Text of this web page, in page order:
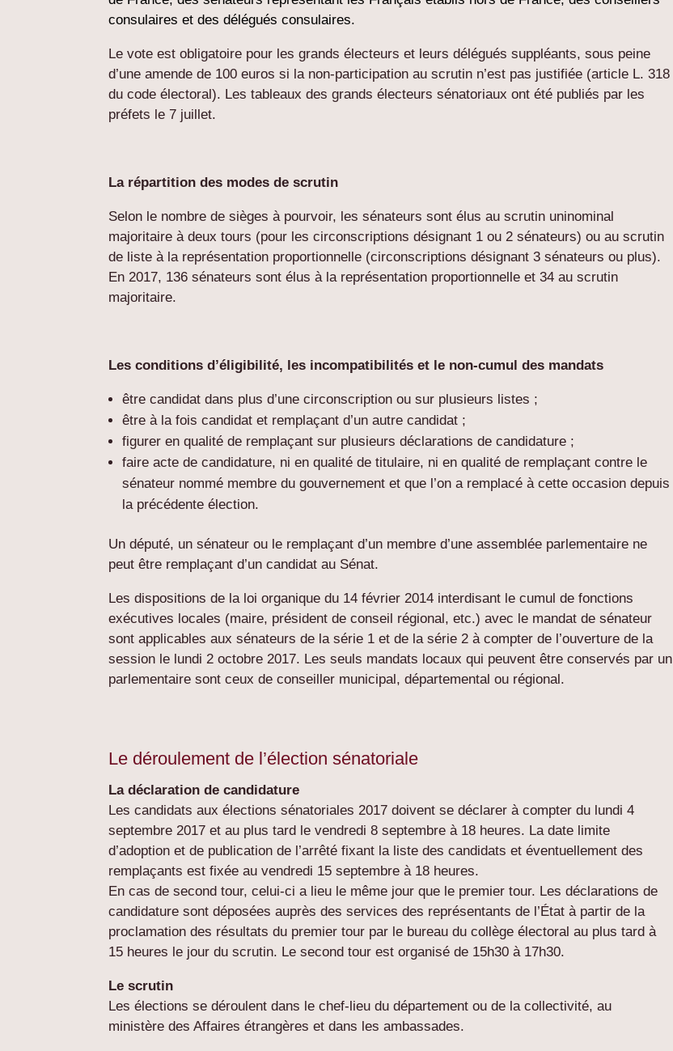
consulaires et des délégués consulaires.
Le vote est obligatoire pour les grands électeurs et leurs délégués suppléants, sous peine
d’uneamende de 100 euros si la non-participation au scrutin n’est pas justifiée (article L. 318
du code électoral). Les tableaux des grands électeurs sénatoriaux ont été publiés par les
préfets le 7 juillet.
La répartition des modes de scrutin
Selon le nombre de sièges à pourvoir, les sénateurs sont élus au scrutin uninominal
majoritaire à deux tours (pour les circonscriptions désignant 1 ou 2 sénateurs) ou au scrutin
de liste à la représentation proportionnelle (circonscriptions désignant 3 sénateurs ou plus).
En 2017, 136 sénateurs sont élus à la représentation proportionnelle et 34 au scrutin
majoritaire.
Les conditions d’éligibilité, les incompatibilités et le non-cumul des mandats
être candidat dans plus d’une circonscription ou sur plusieurs listes ;
être à la fois candidat et remplaçant d’un autre candidat ;
figurer en qualité de remplaçant sur plusieurs déclarations de candidature ;
faire acte de candidature, ni en qualité de titulaire, ni en qualité de remplaçant contre le
sénateur nommé membre dugouvernementet que l’on a remplacé à cette occasion depuis
la précédente élection.
Un député, un sénateur ou le remplaçant d’un membre d’une assemblée parlementaire ne
peut être remplaçant d’un candidat au Sénat.
Les dispositions de la loi organique du 14 février 2014 interdisant le cumul de fonctions
exécutives locales (maire, président de conseil régional, etc.) avec le mandat de sénateur
sont applicables aux sénateurs de la série 1 et de la série 2 à compter de l’ouverture de la
session le lundi 2 octobre 2017. Les seuls mandats locaux qui peuvent être conservés par un
parlementaire sont ceux de conseiller municipal, départemental ou régional.
Le déroulement de l’élection sénatoriale
La déclaration de candidature
Les candidats aux élections sénatoriales 2017 doivent se déclarer à compter du lundi 4
septembre 2017 et au plus tard le vendredi 8 septembre à 18 heures. La date limite
d’adoption et de publication de l’arrêté fixant la liste des candidats et éventuellement des
remplaçants est fixée au vendredi 15 septembre à 18 heures.
En cas de second tour, celui-ci a lieu le même jour que le premier tour. Les déclarations de
candidature sont déposées auprès des services des représentants de l’État à partir de la
proclamation des résultats du premier tour par le bureau du collège électoral au plus tard à
15 heures le jour du scrutin. Le second tour est organisé de 15h30 à 17h30.
Le scrutin
Les élections se déroulent dans le chef-lieu du département ou de la collectivité, au
ministère des Affaires étrangères et dans les ambassades.